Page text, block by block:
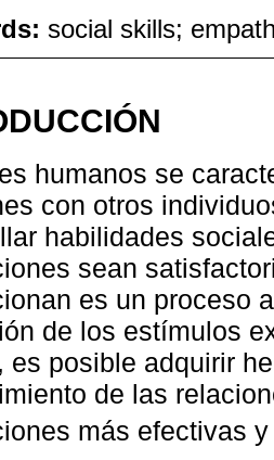
social skills;
humanos se
con otros
habilidades
sean
es un proceso
de los estímulos
es posible adquirir
de las
más efectivas